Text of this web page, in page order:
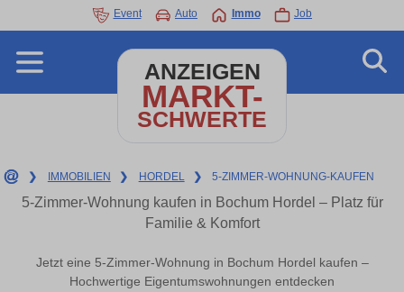
Event Auto Immo Job
ANZEIGEN
MARKT-
SCHWERTE
❯ IMMOBILIEN ❯ HORDEL ❯ 5-ZIMMER-WOHNUNG-KAUFEN
5-Zimmer-Wohnung kaufen in Bochum Hordel – Platz für
Familie & Komfort
Jetzt eine 5-Zimmer-Wohnung in Bochum Hordel kaufen –
Hochwertige Eigentumswohnungen entdecken